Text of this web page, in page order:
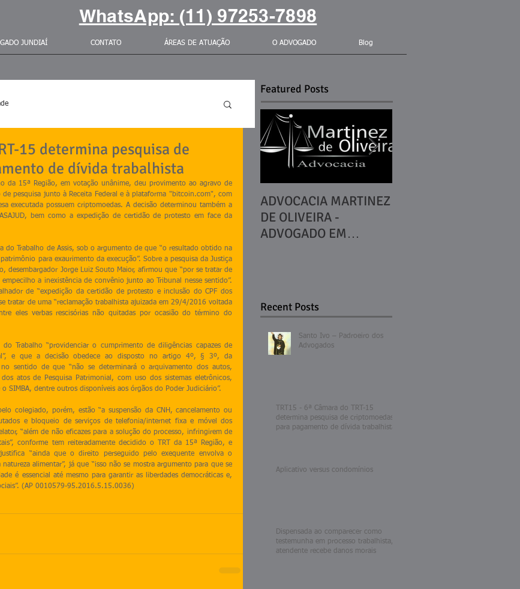
JUNDIAÍ CONTATO ÁREAS DE ATUAÇÃO O ADVOGADO Blog
WhatsApp: (11) 97253-7898
15 determina pesquisa de
de dívida trabalhista
da 15ª Região, em votação unânime, deu provimento ao agravo de
pesquisa junto à Receita Federal e à plataforma "bitcoin.com", com
executada possuem criptomoedas. A decisão determinou também a
bem como a expedição de certidão de protesto em face da
do Trabalho de Assis, sob o argumento de que “o resultado obtido na
para exaurimento da execução”. Sobre a pesquisa da Justiça
desembargador Jorge Luiz Souto Maior, afirmou que “por se tratar de
a inexistência de convênio junto ao Tribunal nesse sentido”.
de “expedição da certidão de protesto e inclusão do CPF dos
tratar de uma “reclamação trabalhista ajuizada em 29/4/2016 voltada
eles verbas rescisórias não quitadas por ocasião do término do
Trabalho “providenciar o cumprimento de diligências capazes de
e que a decisão obedece ao disposto no artigo 4º, § 3º, da
sentido de que “não se determinará o arquivamento dos autos,
atos de Pesquisa Patrimonial, com uso dos sistemas eletrônicos,
o SIMBA, dentre outros disponíveis aos órgãos do Poder Judiciário”.
colegiado, porém, estão “a suspensão da CNH, cancelamento ou
e bloqueio de serviços de telefonia/internet fixa e móvel dos
“além de não eficazes para a solução do processo, infringirem de
conforme tem reiteradamente decidido o TRT da 15ª Região, e
“ainda que o direito perseguido pelo exequente envolva o
alimentar”, já que “isso não se mostra argumento para que se
é essencial até mesmo para garantir as liberdades democráticas e,
(AP 0010579-95.2016.5.15.0036)
Featured Posts
ADVOCACIA MARTINEZ
DE OLIVEIRA -
ADVOGADO EM
Recent Posts
Santo Ivo – Padroeiro dos
Advogados
TRT15 - 6ª Câmara do TRT-15
determina pesquisa de criptomoedas
para pagamento de dívida trabalhista
Aplicativo versus condomínios
Dispensada ao comparecer como
testemunha em processo trabalhista,
atendente recebe danos morais